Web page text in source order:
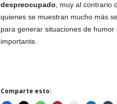
despreocupado , muy al contrario
quienes se muestran mucho más
para generar situaciones de
importante.
Comparte esto: